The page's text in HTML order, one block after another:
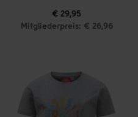
€ 29,95
Mitgliederpreis: € 26,96